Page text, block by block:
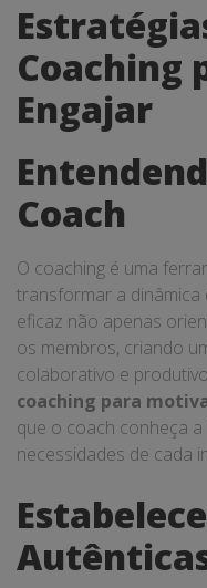
Coaching
Engajar
Coach
O coaching é uma
transformar a dinâmica
eficaz não apenas
os membros, criando
colaborativo e
coaching para
que o coach conheça
necessidades de cada